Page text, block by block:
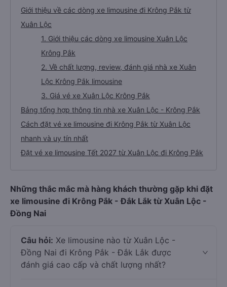
Giới thiệu về các dòng xe limousine đi Krông Pắk từ
Xuân Lộc
1. Giới thiệu các dòng xe limousine Xuân Lộc
Krông Pắk
2. Về chất lượng, review, đánh giá nhà xe Xuân
Lộc Krông Pắk limousine
3. Giá vé xe Xuân Lộc Krông Pắk
Bảng tổng hợp thông tin nhà xe Xuân Lộc - Krông Pắk
Cách đặt vé xe limousine đi Krông Pắk từ Xuân Lộc
nhanh và uy tín nhất
Đặt vé xe limousine Tết 2027 từ Xuân Lộc đi Krông Pắk
Những thắc mắc mà hàng khách thường gặp khi đặt
xe limousine đi Krông Pắk - Đắk Lắk từ Xuân Lộc -
Đồng Nai
Câu hỏi: Xe limousine nào từ Xuân Lộc -
Đồng Nai đi Krông Pắk - Đắk Lắk được
đánh giá cao cấp và chất lượng nhất?